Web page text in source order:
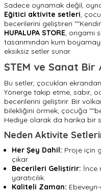
Sadece oynamak değil,
Eğitici aktivite setleri,
becerilerini geliştiren
HUPALUPA STORE, origami
tasarımından kum
eksiksiz setler sunar.
STEM ve Sanat Bir
Bu setler, çocukları
Yönerge takip etme, sabır,
becerilerini geliştirir. Bir
bilekliğini örmek, çocuğa
Hediye olarak da harika bir
Neden Aktivite
Her Şey Dahil: Proje için
çıkar.
Becerileri Geliştirir: İnce
yaratıcılık.
Kaliteli Zaman: